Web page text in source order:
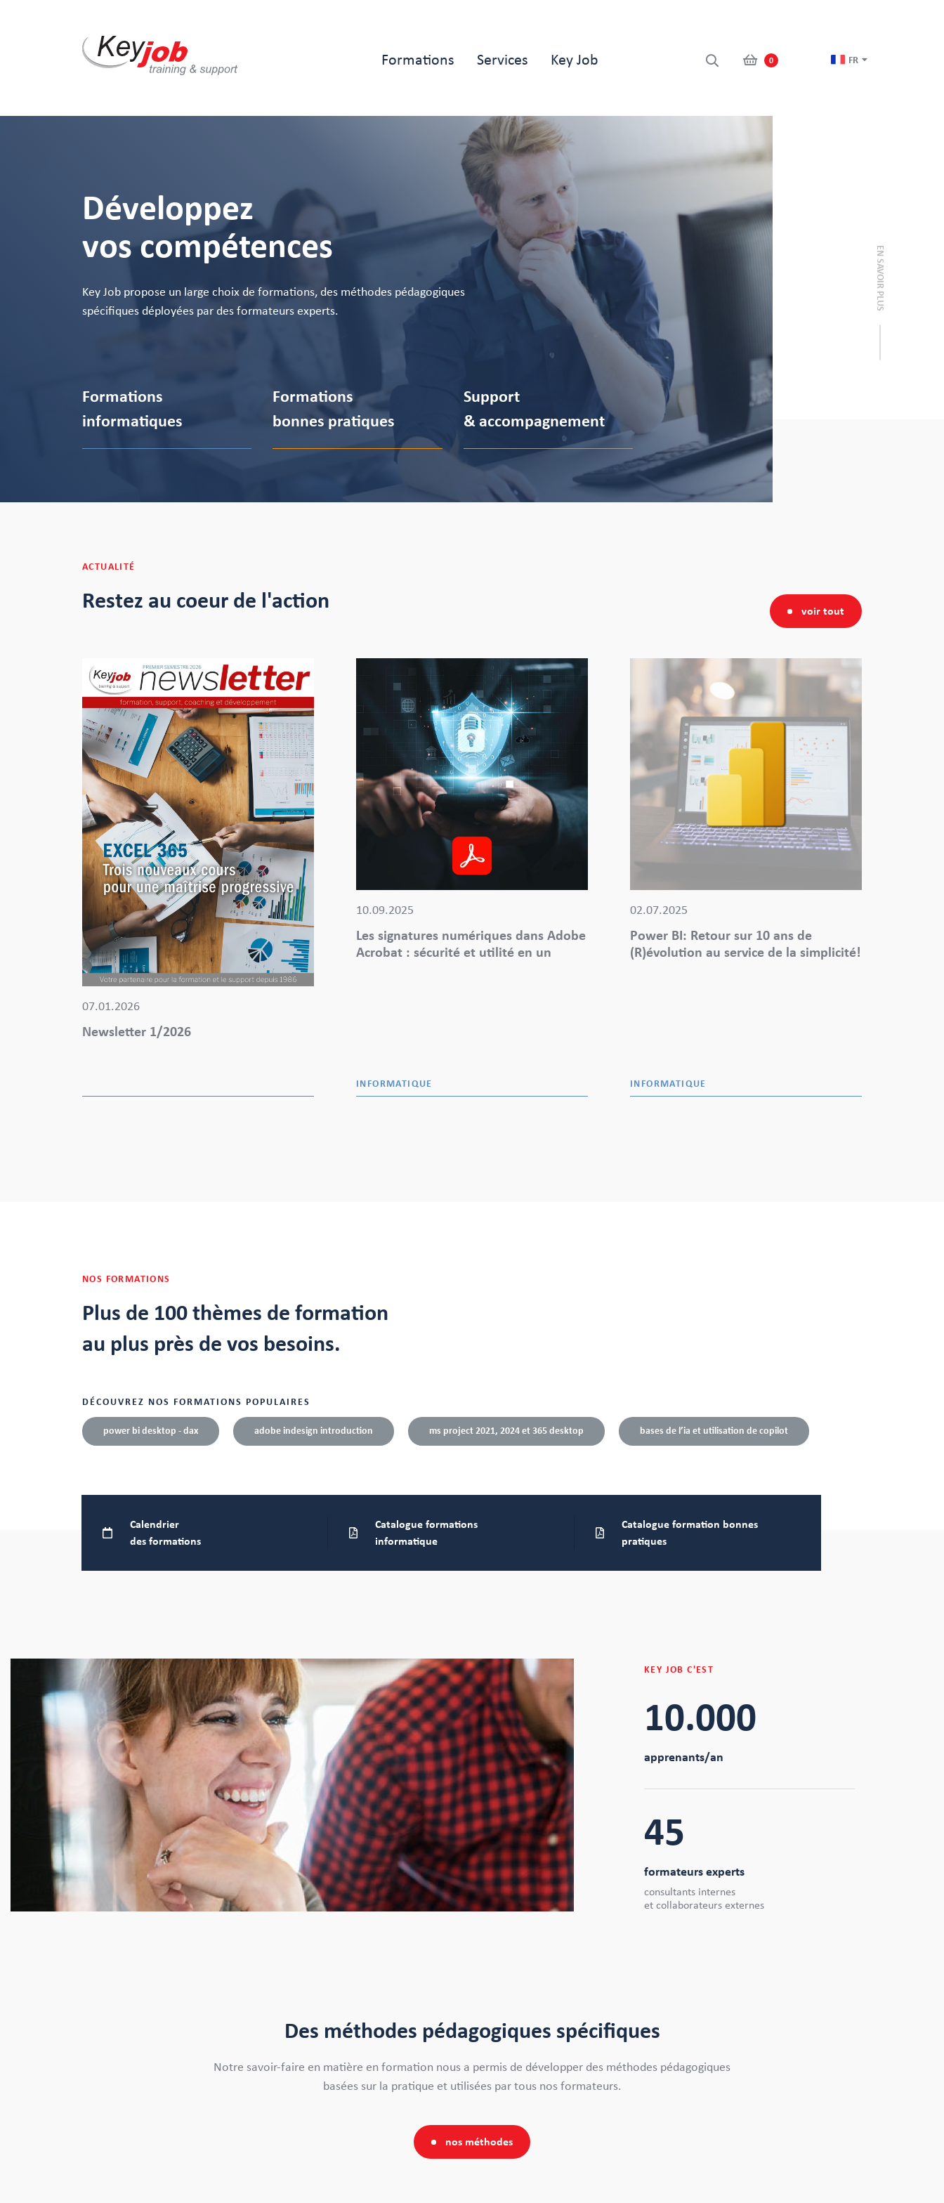
Main
Formations Services Key Job 0 FR
Développez
vos compétences
Key Job propose un large choix de formations, des méthodes pédagogiques
spécifiques déployées par des formateurs experts.
Formations
informatiques
Formations
bonnes pratiques
Support
& accompagnement
EN SAVOIR PLUS
ACTUALITÉ
Restez au coeur de l'action voir tout
07.01.2026
Newsletter 1/2026
10.09.2025
Les signatures numériques dans Adobe
Acrobat : sécurité et utilité en un
INFORMATIQUE
02.07.2025
Power BI: Retour sur 10 ans de
(R)évolution au service de la simplicité!
INFORMATIQUE
NOS FORMATIONS
Plus de 100 thèmes de formation
au plus près de vos besoins.
DÉCOUVREZ NOS FORMATIONS POPULAIRES
power bi desktop - dax adobe indesign introduction ms project 2021, 2024 et 365 desktop bases de l’ia et utilisation de copilot
Calendrier
des formations
Catalogue formations
informatique
Catalogue formation bonnes
pratiques
KEY JOB C'EST
10.000
apprenants/an
45
formateurs experts
consultants internes
et collaborateurs externes
Des méthodes pédagogiques spécifiques
Notre savoir-faire en matière en formation nous a permis de développer des méthodes pédagogiques
basées sur la pratique et utilisées par tous nos formateurs.
nos méthodes